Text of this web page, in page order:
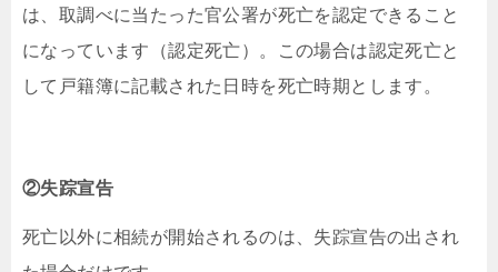
は、取調べに当たった官公署が死亡を認定できること
になっています（認定死亡）。この場合は認定死亡と
して戸籍簿に記載された日時を死亡時期とします。
②失踪宣告
死亡以外に相続が開始されるのは、失踪宣告の出され